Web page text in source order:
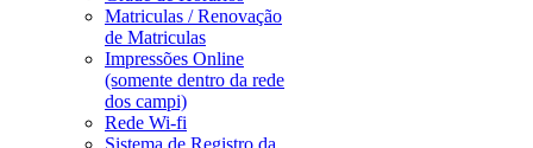
Matriculas / Renovação
de Matriculas
Impressões Online
(somente dentro da rede
dos campi)
Rede Wi-fi
Sistema de Registro da